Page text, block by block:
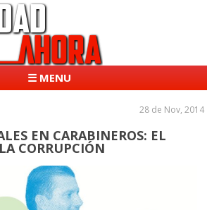
☰ MENU
28 de Nov, 2014
EN CARABINEROS: EL
CORRUPCIÓN